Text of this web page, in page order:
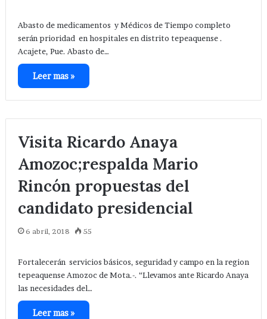
Abasto de medicamentos y Médicos de Tiempo completo
serán prioridad en hospitales en distrito tepeaquense .
Acajete, Pue. Abasto de…
Leer mas »
Visita Ricardo Anaya
Amozoc;respalda Mario
Rincón propuestas del
candidato presidencial
6 abril, 2018 55
Fortalecerán servicios básicos, seguridad y campo en la region
tepeaquense Amozoc de Mota.-. “Llevamos ante Ricardo Anaya
las necesidades del…
Leer mas »